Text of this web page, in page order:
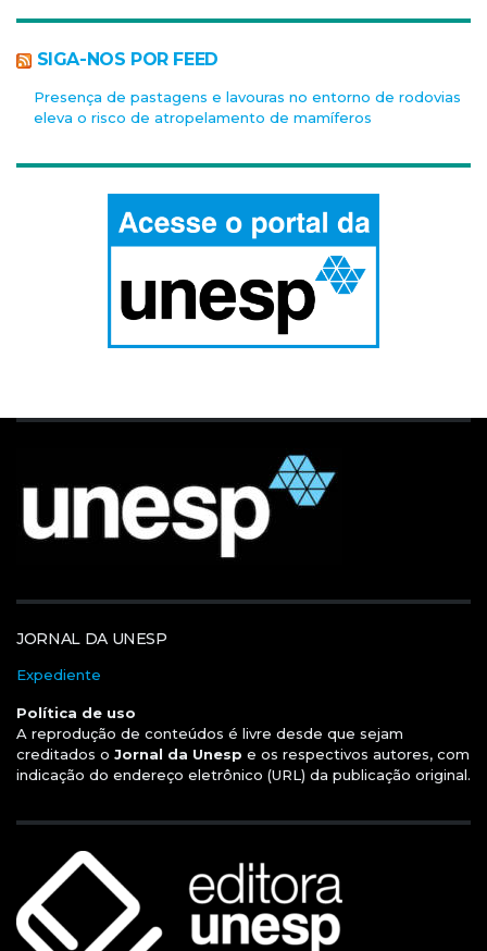
SIGA-NOS POR FEED
Presença de pastagens e lavouras no entorno de rodovias
eleva o risco de atropelamento de mamíferos
JORNAL DA UNESP
Expediente
Política de uso
A reprodução de conteúdos é livre desde que sejam
creditados o Jornal da Unesp e os respectivos autores, com
indicação do endereço eletrônico (URL) da publicação original.